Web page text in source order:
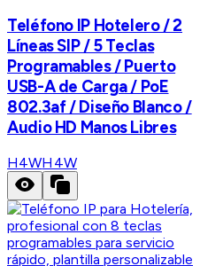
Teléfono IP Hotelero / 2
Líneas SIP / 5 Teclas
Programables / Puerto
USB-A de Carga / PoE
802.3af / Diseño Blanco /
Audio HD Manos Libres
H4WH4W